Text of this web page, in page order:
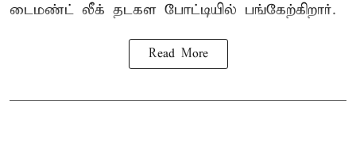
டைமண்ட் லீக் தடகள போட்டியில் பங்கேற்கிறார்.
Read More